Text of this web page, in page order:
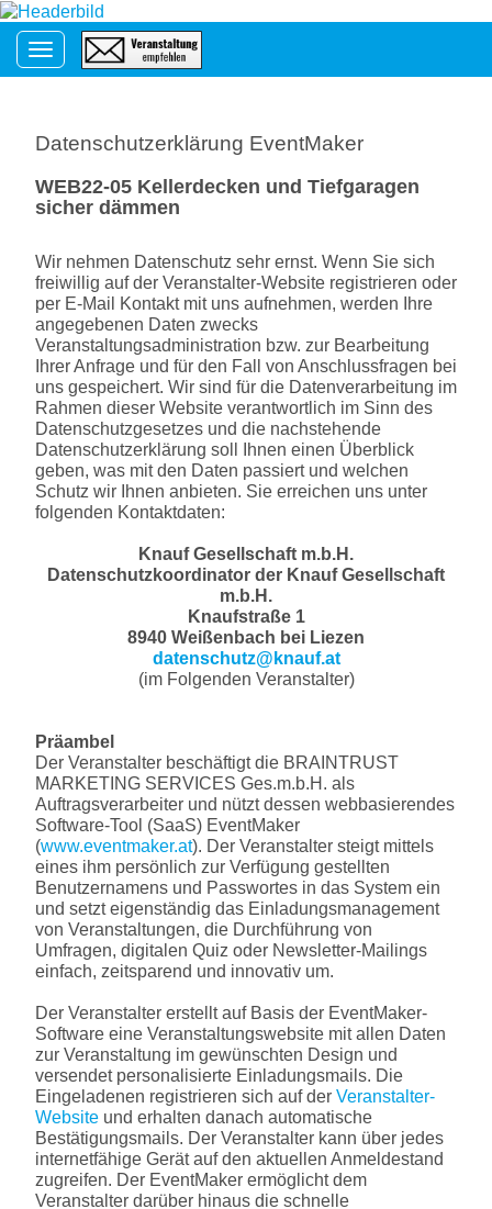
Toggle navigation
Datenschutzerklärung EventMaker
WEB22-05 Kellerdecken und Tiefgaragen
sicher dämmen
Wir nehmen Datenschutz sehr ernst. Wenn Sie sich
freiwillig auf der Veranstalter-Website registrieren oder
per E-Mail Kontakt mit uns aufnehmen, werden Ihre
angegebenen Daten zwecks
Veranstaltungsadministration bzw. zur Bearbeitung
Ihrer Anfrage und für den Fall von Anschlussfragen bei
uns gespeichert. Wir sind für die Datenverarbeitung im
Rahmen dieser Website verantwortlich im Sinn des
Datenschutzgesetzes und die nachstehende
Datenschutzerklärung soll Ihnen einen Überblick
geben, was mit den Daten passiert und welchen
Schutz wir Ihnen anbieten. Sie erreichen uns unter
folgenden Kontaktdaten:
Knauf Gesellschaft m.b.H.
Datenschutzkoordinator der Knauf Gesellschaft
m.b.H.
Knaufstraße 1
8940 Weißenbach bei Liezen
datenschutz@knauf.at
(im Folgenden Veranstalter)
Präambel
Der Veranstalter beschäftigt die BRAINTRUST
MARKETING SERVICES Ges.m.b.H. als
Auftragsverarbeiter und nützt dessen webbasierendes
Software-Tool (SaaS) EventMaker
(www.eventmaker.at). Der Veranstalter steigt mittels
eines ihm persönlich zur Verfügung gestellten
Benutzernamens und Passwortes in das System ein
und setzt eigenständig das Einladungsmanagement
von Veranstaltungen, die Durchführung von
Umfragen, digitalen Quiz oder Newsletter-Mailings
einfach, zeitsparend und innovativ um.
Der Veranstalter erstellt auf Basis der EventMaker-
Software eine Veranstaltungswebsite mit allen Daten
zur Veranstaltung im gewünschten Design und
versendet personalisierte Einladungsmails. Die
Eingeladenen registrieren sich auf der Veranstalter-
Website und erhalten danach automatische
Bestätigungsmails. Der Veranstalter kann über jedes
internetfähige Gerät auf den aktuellen Anmeldestand
zugreifen. Der EventMaker ermöglicht dem
Veranstalter darüber hinaus die schnelle